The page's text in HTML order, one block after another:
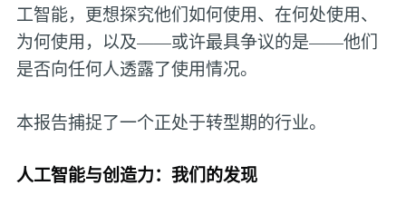
工智能，更想探究他们如何使用、在何处使用、
为何使用，以及——或许最具争议的是——他们
是否向任何人透露了使用情况。
本报告捕捉了一个正处于转型期的行业。
人工智能与创造力：我们的发现